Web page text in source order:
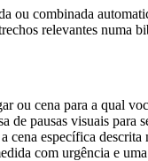
ou combinada
relevantes numa
ou cena para a qual
pausas visuais para
cena específica descrita
com urgência e